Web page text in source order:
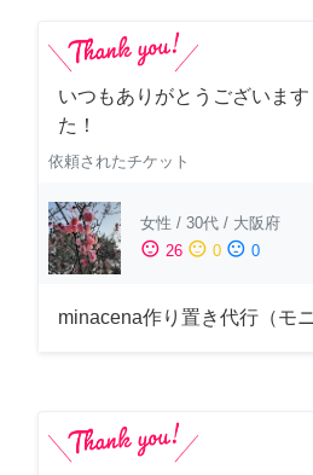
いつもありがとうございま
た！
依頼されたチケット
女性 / 30代 / 大阪府
sentiment_satisfied 26 sentiment_neutral 0 sentiment_dissatisfied 0
minacena作り置き代行（モ